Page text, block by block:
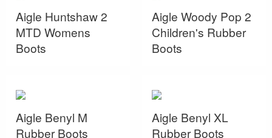
Aigle Huntshaw 2
MTD Womens
Boots
Aigle Woody Pop 2
Children's Rubber
Boots
Aigle Benyl M
Rubber Boots
Aigle Benyl XL
Rubber Boots